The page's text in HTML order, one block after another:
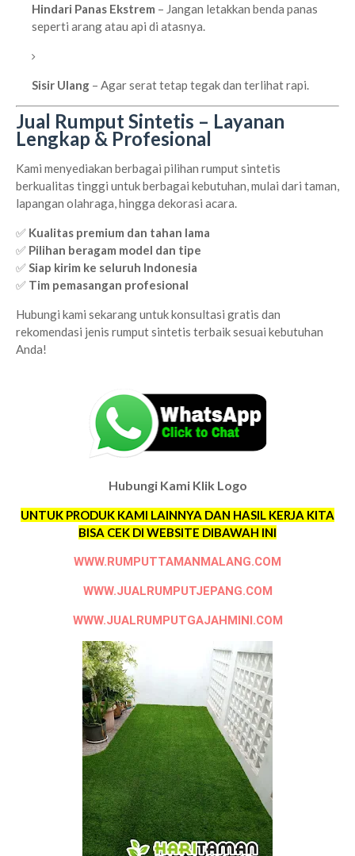
Hindari Panas Ekstrem – Jangan letakkan benda panas
seperti arang atau api di atasnya.
Sisir Ulang – Agar serat tetap tegak dan terlihat rapi.
Jual Rumput Sintetis – Layanan
Lengkap & Profesional
Kami menyediakan berbagai pilihan rumput sintetis
berkualitas tinggi untuk berbagai kebutuhan, mulai dari taman,
lapangan olahraga, hingga dekorasi acara.
✅ Kualitas premium dan tahan lama
✅ Pilihan beragam model dan tipe
✅Siap kirim ke seluruh Indonesia
✅ Tim pemasangan profesional
Hubungi kami sekarang untuk konsultasi gratis dan
rekomendasi jenis rumput sintetis terbaik sesuai kebutuhan
Anda!
Hubungi Kami Klik Logo
UNTUK PRODUK KAMI LAINNYA DAN HASIL KERJA KITA
BISA CEK DI WEBSITE DIBAWAH INI
WWW.RUMPUTTAMANMALANG.COM
WWW.JUALRUMPUTJEPANG.COM
WWW.JUALRUMPUTGAJAHMINI.COM